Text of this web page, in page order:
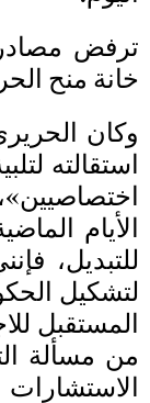
خانة منح
وكان
استقالته
الأيام
للتبديل،
لتشكيل
المستقبل
من مسألة